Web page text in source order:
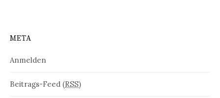
META
Anmelden
Beitrags-Feed (RSS)